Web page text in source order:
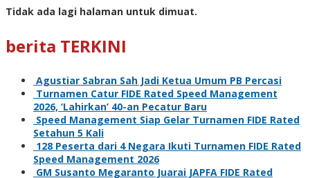
Tidak ada lagi halaman untuk dimuat.
berita TERKINI
Agustiar Sabran Sah Jadi Ketua Umum PB Percasi
Turnamen Catur FIDE Rated Speed Management
2026, ‘Lahirkan’ 40-an Pecatur Baru
Speed Management Siap Gelar Turnamen FIDE Rated
Setahun 5 Kali
128 Peserta dari 4 Negara Ikuti Turnamen FIDE Rated
Speed Management 2026
GM Susanto Megaranto Juarai JAPFA FIDE Rated